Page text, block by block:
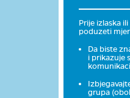
Prije izlaska
poduzeti
Da biste
i prikazuje
grupa